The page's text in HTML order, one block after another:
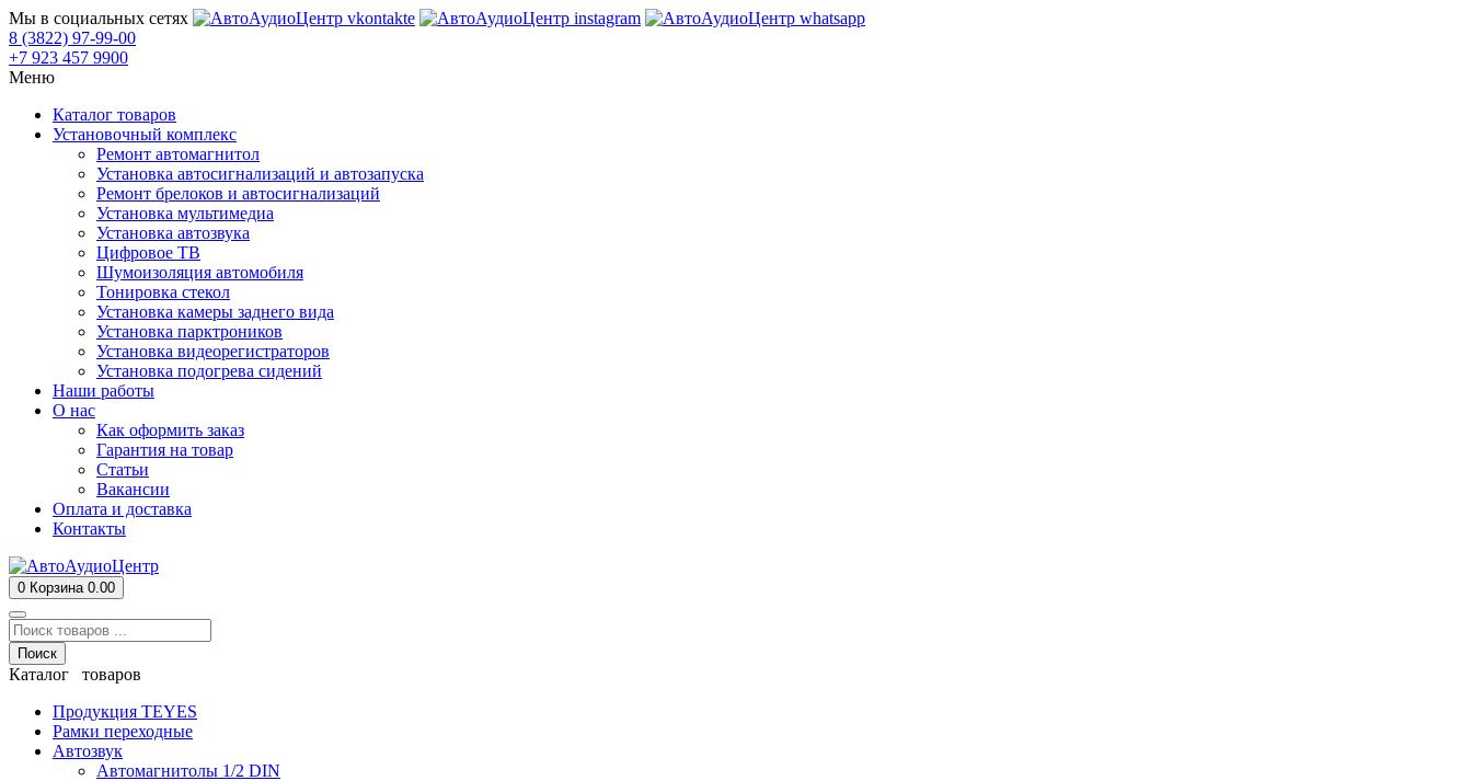
Мы в социальных сетях
8 (3822) 97-99-00
+7 923 457 9900
Меню
Каталог товаров
Установочный комплекс
Ремонт автомагнитол
Установка автосигнализаций и автозапуска
Ремонт брелоков и автосигнализаций
Установка мультимедиа
Установка автозвука
Цифровое ТВ
Шумоизоляция автомобиля
Тонировка стекол
Установка камеры заднего вида
Установка парктроников
Установка видеорегистраторов
Установка подогрева сидений
Наши работы
О нас
Как оформить заказ
Гарантия на товар
Статьи
Вакансии
Оплата и доставка
Контакты
0 Корзина 0.00
Поиск
Каталог товаров
Продукция TEYES
Рамки переходные
Автозвук
Автомагнитолы 1/2 DIN